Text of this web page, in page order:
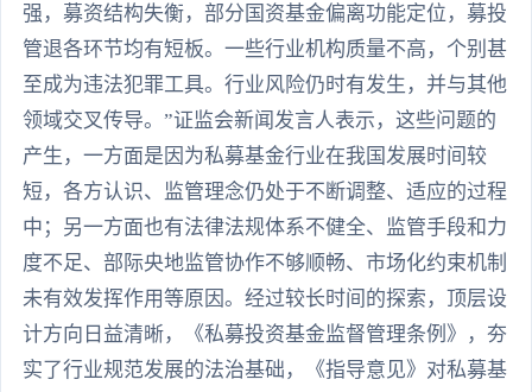
强，募资结构失衡，部分国资基金偏离功能定位，募投
管退各环节均有短板。一些行业机构质量不高，个别甚
至成为违法犯罪工具。行业风险仍时有发生，并与其他
领域交叉传导。”证监会新闻发言人表示，这些问题的
产生，一方面是因为私募基金行业在我国发展时间较
短，各方认识、监管理念仍处于不断调整、适应的过程
中；另一方面也有法律法规体系不健全、监管手段和力
度不足、部际央地监管协作不够顺畅、市场化约束机制
未有效发挥作用等原因。经过较长时间的探索，顶层设
计方向日益清晰，《私募投资基金监督管理条例》，夯
实了行业规范发展的法治基础，《指导意见》对私募基